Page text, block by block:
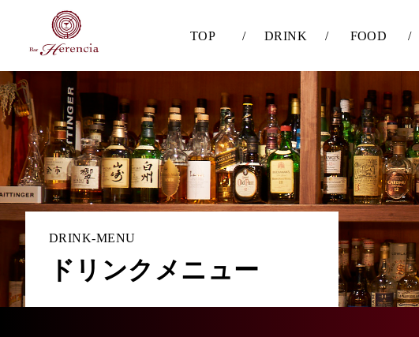
TOP / DRINK / FOOD /
DRINK-MENU
ドリンクメニュー